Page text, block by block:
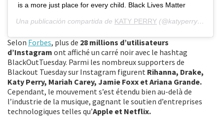
is a more just place for every child. Black Lives Matter
Una publicación compartida de KATY PERRY (@katyperry) el
Selon Forbes, plus de 28 millions d’utilisateurs
d’Instagram ont affiché un carré noir avec le hashtag
BlackOutTuesday. Parmi les nombreux supporters de
Blackout Tuesday sur Instagram figurent Rihanna, Drake,
Katy Perry, Mariah Carey, Jamie Foxx et Ariana Grande.
Cependant, le mouvement s’est étendu bien au-delà de
l’industrie de la musique, gagnant le soutien d’entreprises
technologiques telles qu’Apple et Netflix.